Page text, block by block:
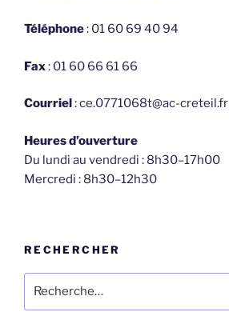
Téléphone: 01 60 69 40 94
Fax: 01 60 66 61 66
Courriel: ce.0771068t@ac-creteil.fr
Heures d’ouverture
Du lundi au vendredi : 8h30–17h00
Mercredi : 8h30–12h30
RECHERCHER
pour